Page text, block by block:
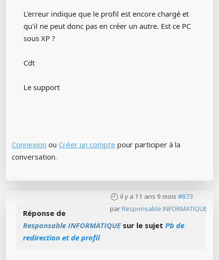
L'erreur indique que le profil est encore chargé et
qu'il ne peut donc pas en créer un autre. Est ce PC
sous XP ?
Cdt
Le support
Connexion ou Créer un compte pour participer à la
conversation.
il y a 11 ans 9 mois #873
par Responsable INFORMATIQUE
Réponse de
Responsable INFORMATIQUEsur le sujet Pb de
redirection et de profil